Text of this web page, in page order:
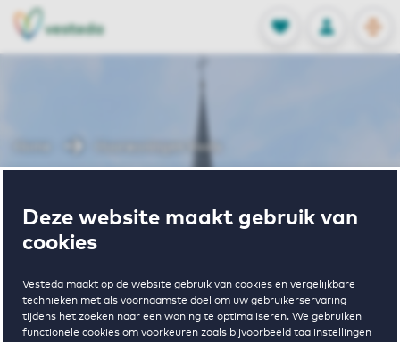
Deze website maakt gebruik van
cookies
Vesteda maakt op de website gebruik van cookies en vergelijkbare
technieken met als voornaamste doel om uw gebruikerservaring
tijdens het zoeken naar een woning te optimaliseren. We gebruiken
functionele cookies om voorkeuren zoals bijvoorbeeld taalinstellingen
FAVORIETEN
Opgeslagen
INLOGGEN
NL
EN
Wonen in Vaals